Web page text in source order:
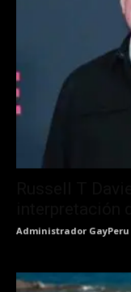
Administrador GayPeru